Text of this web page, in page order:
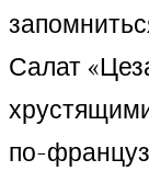
Салат
по-